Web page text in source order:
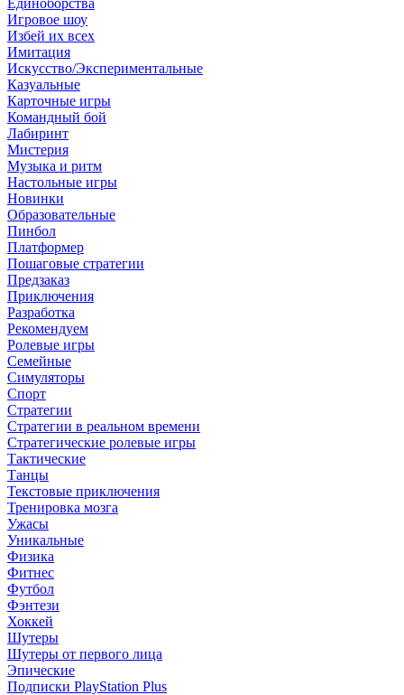
Единоборства
Игровое шоу
Избей их всех
Имитация
Искусство/Экспериментальные
Казуальные
Карточные игры
Командный бой
Лабиринт
Мистерия
Музыка и ритм
Настольные игры
Новинки
Образовательные
Пинбол
Платформер
Пошаговые стратегии
Предзаказ
Приключения
Разработка
Рекомендуем
Ролевые игры
Семейные
Симуляторы
Спорт
Стратегии
Стратегии в реальном времени
Стратегические ролевые игры
Тактические
Танцы
Текстовые приключения
Тренировка мозга
Ужасы
Уникальные
Физика
Фитнес
Футбол
Фэнтези
Хоккей
Шутеры
Шутеры от первого лица
Эпические
Подписки PlayStation Plus